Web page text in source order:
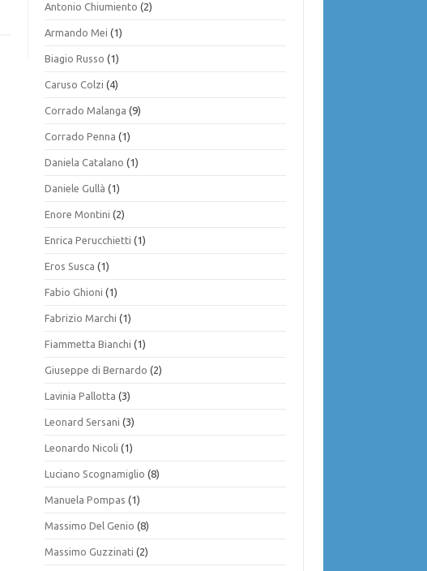
Antonio Chiumiento (2)
Armando Mei (1)
Biagio Russo (1)
Caruso Colzi (4)
Corrado Malanga (9)
Corrado Penna (1)
Daniela Catalano (1)
Daniele Gullà (1)
Enore Montini (2)
Enrica Perucchietti (1)
Eros Susca (1)
Fabio Ghioni (1)
Fabrizio Marchi (1)
Fiammetta Bianchi (1)
Giuseppe di Bernardo (2)
Lavinia Pallotta (3)
Leonard Sersani (3)
Leonardo Nicoli (1)
Luciano Scognamiglio (8)
Manuela Pompas (1)
Massimo Del Genio (8)
Massimo Guzzinati (2)